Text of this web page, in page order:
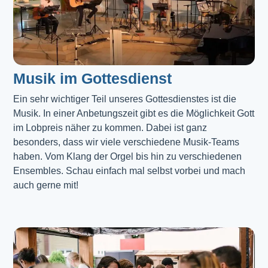
Musik im Gottesdienst​
Ein sehr wichtiger Teil unseres Gottesdienstes ist die
Musik. In einer Anbetungszeit gibt es die Möglichkeit Gott
im Lobpreis näher zu kommen. Dabei ist ganz
besonders, dass wir viele verschiedene Musik-Teams
haben. Vom Klang der Orgel bis hin zu verschiedenen
Ensembles. Schau einfach mal selbst vorbei und mach
auch gerne mit!